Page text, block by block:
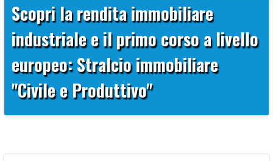
Scopri la rendita immobiliare
industriale e il primo corso a livello
europeo: Stralcio immobiliare
"Civile e Produttivo"